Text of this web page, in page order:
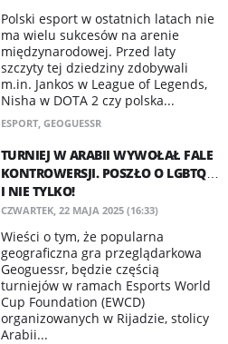
Polski esport w ostatnich latach nie
ma wielu sukcesów na arenie
międzynarodowej. Przed laty
szczyty tej dziedziny zdobywali
m.in. Jankos w League of Legends,
Nisha w DOTA 2 czy polska...
ESPORT, GEOGUESSR
TURNIEJ W ARABII WYWOŁAŁ FALE
KONTROWERSJI. POSZŁO O LGBTQ…
I NIE TYLKO!
CZWARTEK, 22 MAJA 2025 (16:33)
Wieści o tym, że popularna
geograficzna gra przeglądarkowa
Geoguessr, będzie częścią
turniejów w ramach Esports World
Cup Foundation (EWCD)
organizowanych w Rijadzie, stolicy
Arabii...